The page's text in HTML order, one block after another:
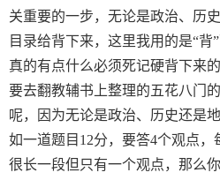
关重要的一步，无论是政治、历
目录给背下来，这里我用的是“背
真的有点什么必须死记硬背下来
要去翻教辅书上整理的五花八门
呢，因为无论是政治、历史还是
如一道题目12分，要答4个观点，
很长一段但只有一个观点，那么